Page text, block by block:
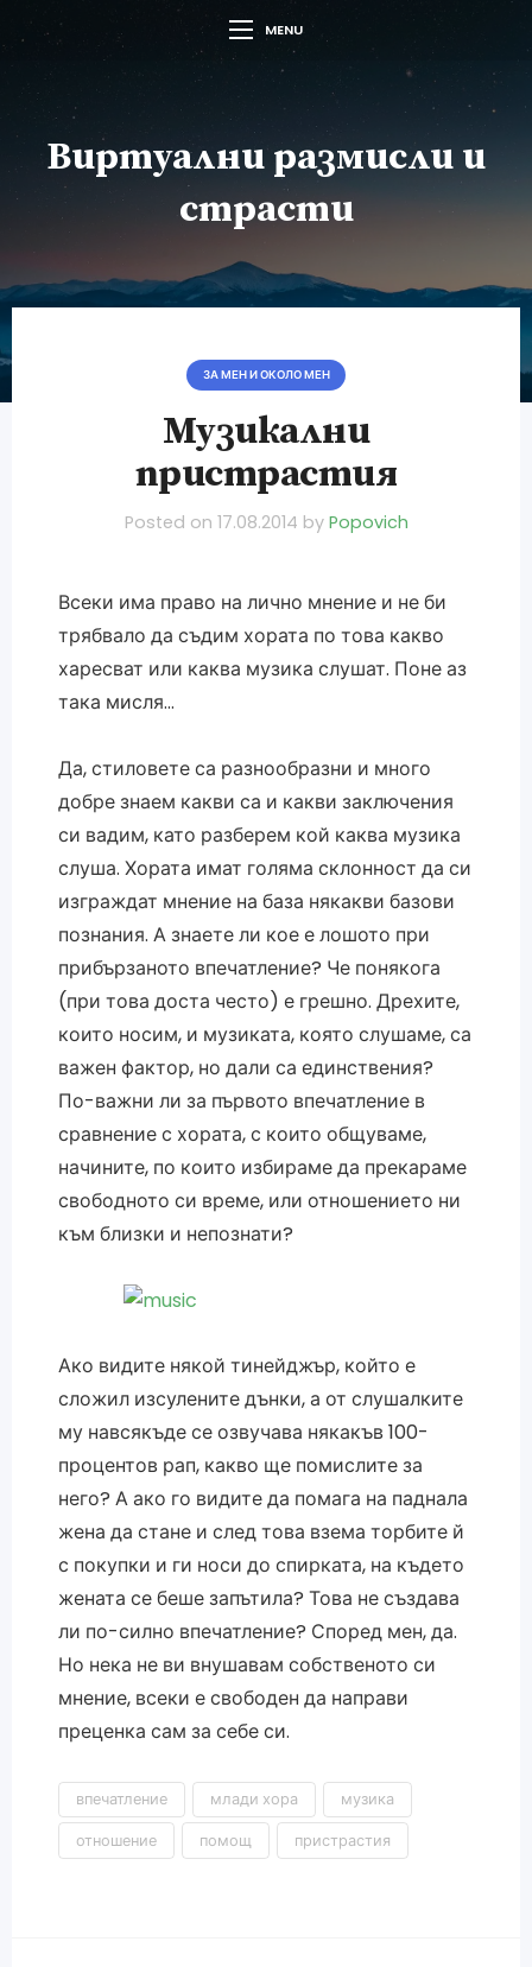
MENU
Виртуални размисли и
страсти
ЗА МЕН И ОКОЛО МЕН
Музикални
пристрастия
Posted on 17.08.2014 by Popovich
Всеки има право на лично мнение и не би
трябвало да съдим хората по това какво
харесват или каква музика слушат. Поне аз
така мисля…
Да, стиловете са разнообразни и много
добре знаем какви са и какви заключения
си вадим, като разберем кой каква музика
слуша. Хората имат голяма склонност да си
изграждат мнение на база някакви базови
познания. А знаете ли кое е лошото при
прибързаното впечатление? Че понякога
(при това доста често) е грешно. Дрехите,
които носим, и музиката, която слушаме, са
важен фактор, но дали са единствения?
По-важни ли за първото впечатление в
сравнение с хората, с които общуваме,
начините, по които избираме да прекараме
свободното си време, или отношението ни
към близки и непознати?
Ако видите някой тинейджър, който е
сложил изсулените дънки, а от слушалките
му навсякъде се озвучава някакъв 100-
процентов рап, какво ще помислите за
него? А ако го видите да помага на паднала
жена да стане и след това взема торбите й
с покупки и ги носи до спирката, на където
жената се беше запътила? Това не създава
ли по-силно впечатление? Според мен, да.
Но нека не ви внушавам собственото си
мнение, всеки е свободен да направи
преценка сам за себе си.
впечатление млади хора музика
отношение помощ пристрастия